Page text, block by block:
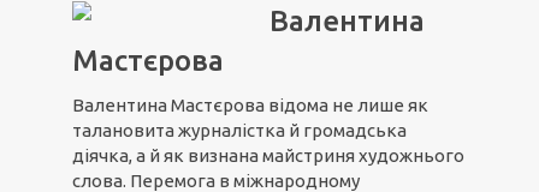
Валентина
Мастєрова
Валентина Мастєрова відома не лише як
талановита журналістка й громадська
діячка, а й як визнана майстриня художнього
слова. Перемога в міжнародному